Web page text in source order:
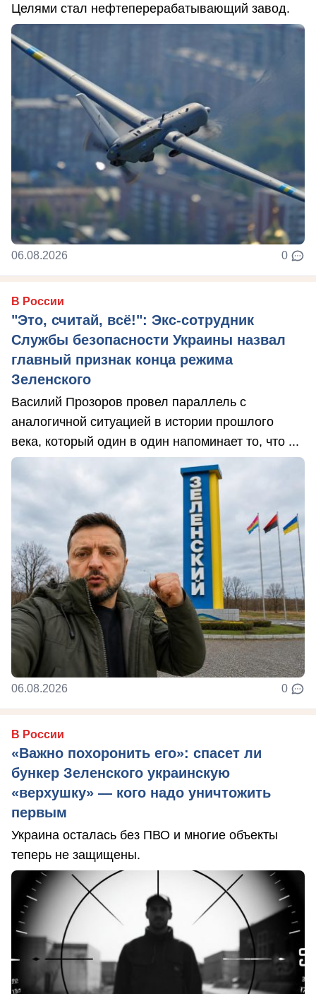
Целями стал нефтеперерабатывающий завод.
06.08.2026 0
В России
"Это, считай, всё!": Экс-сотрудник
Службы безопасности Украины назвал
главный признак конца режима
Зеленского
Василий Прозоров провел параллель с
аналогичной ситуацией в истории прошлого
века, который один в один напоминает то, что ...
06.08.2026 0
В России
«Важно похоронить его»: спасет ли
бункер Зеленского украинскую
«верхушку» — кого надо уничтожить
первым
Украина осталась без ПВО и многие объекты
теперь не защищены.